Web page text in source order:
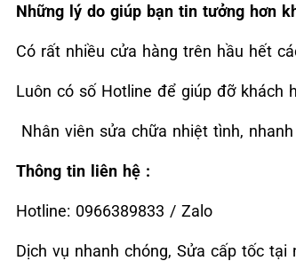
Những lý do giúp bạn tin tưởng hơn
Có rất nhiều cửa hàng trên hầu hết
Luôn có số Hotline để giúp đỡ khách
Nhân viên sửa chữa nhiệt tình,
Thông tin liên hệ :
Hotline: 0966389833 / Zalo
Dịch vụ nhanh chóng, Sửa cấp tốc